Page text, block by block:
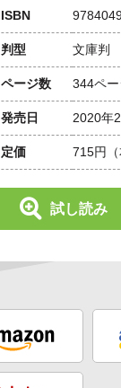
ISBN
判型 文庫判
ページ数 344ペー
発売日 2020年
定価 715円
試し読み